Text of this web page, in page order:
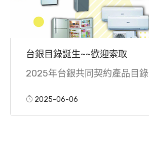
台銀目錄誕生~~歡迎索取
2025年台銀共同契約產品目錄
2025-06-06